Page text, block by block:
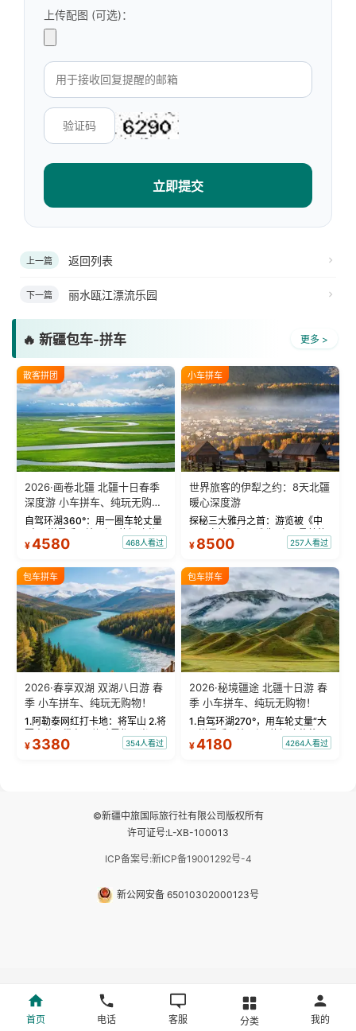
上传配图 (可选)：
立即提交
上一篇 返回列表
下一篇 丽水瓯江漂流乐园
🔥 新疆包车-拼车 更多 >
散客拼团
2026·画卷北疆 北疆十日春季
深度游 小车拼车、纯玩无购
物！
自驾环湖360°：用一圈车轮丈量
“大西洋最后一滴眼泪”的极致蔚
蓝。 赛湖旅拍：甄选多款风格服
绝美瞬间。 赛湖坦克300跟车视
频：专业摄影师...
¥4580 468人看过
小车拼车
世界旅客的伊犁之约：8天北疆
暖心深度游
探秘三大雅丹之首：游览被《中
国国家地理》评选为“中国最美的
三大雅丹”第一名的克拉玛依魔鬼
瓦人最大村落——禾木村，欣赏
晨雾与小木...
¥ 8500 257人看过
包车拼车
2026·春享双湖 双湖八日游 春
季 小车拼车、纯玩无购物！
1.阿勒泰网红打卡地：将军山 2.将
军山落日缆车，体验雪都风光 3.
将军山，夕阳派对，蹦迪party 4.
¥ 3380 354人看过
包车拼车
2026·秘境疆途 北疆十日游 春
季 小车拼车、纯玩无购物！
1.自驾环湖270°，用车轮丈量“大
西洋最后一滴眼泪”的极致蔚蓝，
让雪山、花海与深邃湖水在转弯
¥4180 4264人看过
©新疆中旅国际旅行社有限公司版权所有
许可证号:L-XB-100013
ICP备案号:新ICP备19001292号-4
新公网安备 65010302000123号
首页 电话 客服 分类 我的